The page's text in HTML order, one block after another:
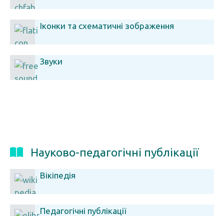
Іконки та схематичні зображення
Звуки
Науково-педагогічні публікації
Вікіпедія
Педагогічні публікації